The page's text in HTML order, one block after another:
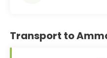
Transport to